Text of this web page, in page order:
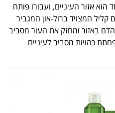
הוא אזור העיניים, ועבורו פותח
המצויד ברול-און המגביר
באזור ומחזק את העור מסביב
כהויות מסביב לעיניים